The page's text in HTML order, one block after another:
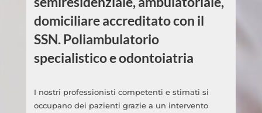
domiciliare accreditato con il
SSN. Poliambulatorio
specialistico e odontoiatria
I nostri professionisti competenti e stimati si
occupano dei pazienti grazie a un intervento